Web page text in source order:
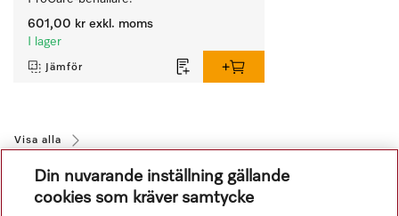
601,00 kr exkl. moms
I lager
Jämför
Visa alla
Din nuvarande inställning gällande
cookies som kräver samtycke